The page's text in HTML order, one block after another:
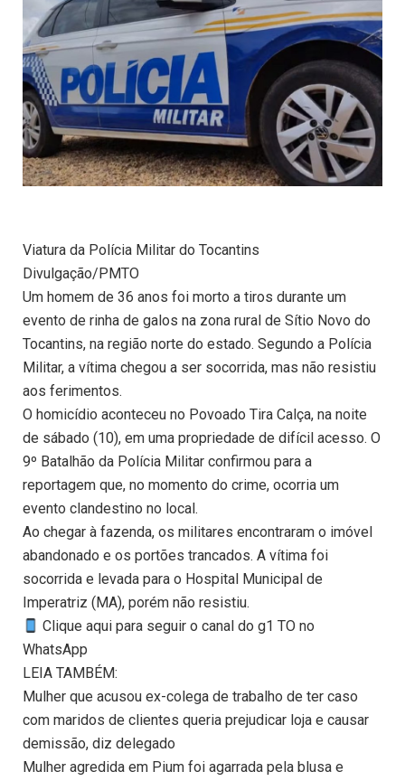
Viatura da Polícia Militar do Tocantins
Divulgação/PMTO
Um homem de 36 anos foi morto a tiros durante um
evento de rinha de galos na zona rural de Sítio Novo do
Tocantins, na região norte do estado. Segundo a Polícia
Militar, a vítima chegou a ser socorrida, mas não resistiu
aos ferimentos.
O homicídio aconteceu no Povoado Tira Calça, na noite
de sábado (10), em uma propriedade de difícil acesso. O
9º Batalhão da Polícia Militar confirmou para a
reportagem que, no momento do crime, ocorria um
evento clandestino no local.
Ao chegar à fazenda, os militares encontraram o imóvel
abandonado e os portões trancados. A vítima foi
socorrida e levada para o Hospital Municipal de
Imperatriz (MA), porém não resistiu.
Clique aqui para seguir o canal do g1 TO no
WhatsApp
LEIA TAMBÉM:
Mulher que acusou ex-colega de trabalho de ter caso
com maridos de clientes queria prejudicar loja e causar
demissão, diz delegado
Mulher agredida em Pium foi agarrada pela blusa e